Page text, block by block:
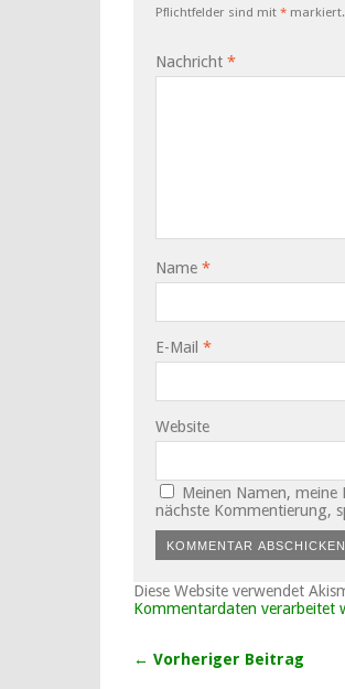
Pflichtfelder sind mit * markiert.
Nachricht *
Name *
E-Mail *
Website
Meinen Namen, meine
nächste Kommentierung,
Diese Website verwendet
Kommentardaten verarbeitet
← Vorheriger Beitrag